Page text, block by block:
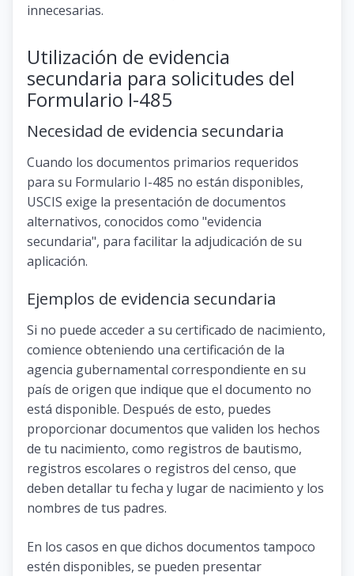
innecesarias.
Utilización de evidencia
secundaria para solicitudes del
Formulario I-485
Necesidad de evidencia secundaria
Cuando los documentos primarios requeridos
para su Formulario I-485 no están disponibles,
USCIS exige la presentación de documentos
alternativos, conocidos como "evidencia
secundaria", para facilitar la adjudicación de su
aplicación.
Ejemplos de evidencia secundaria
Si no puede acceder a su certificado de nacimiento,
comience obteniendo una certificación de la
agencia gubernamental correspondiente en su
país de origen que indique que el documento no
está disponible. Después de esto, puedes
proporcionar documentos que validen los hechos
de tu nacimiento, como registros de bautismo,
registros escolares o registros del censo, que
deben detallar tu fecha y lugar de nacimiento y los
nombres de tus padres.
En los casos en que dichos documentos tampoco
estén disponibles, se pueden presentar